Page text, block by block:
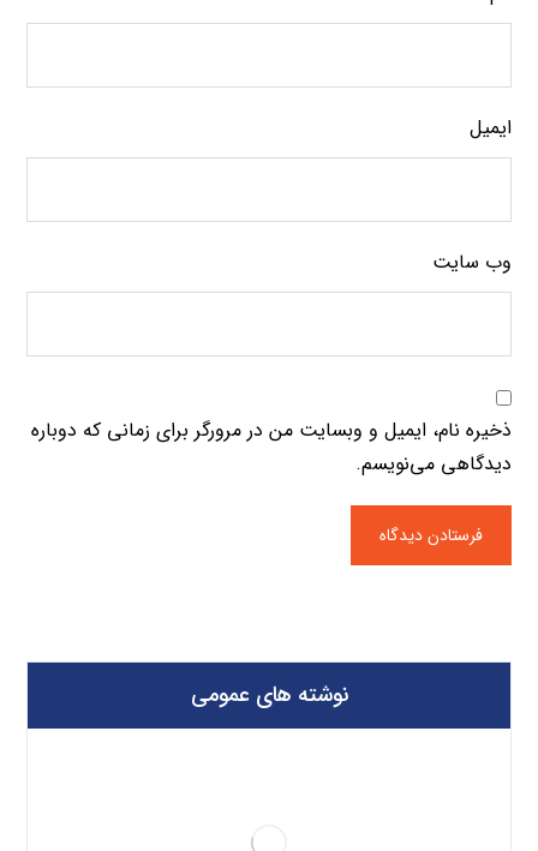
ایمیل
وب‌ سایت
ذخیره نام، ایمیل و وبسایت من در مرورگر برای زمانی که دوباره
دیدگاهی می‌نویسم.
نوشته های عمومی